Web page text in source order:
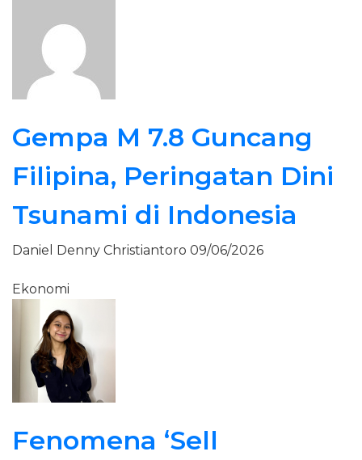
Gempa M 7.8 Guncang
Filipina, Peringatan Dini
Tsunami di Indonesia
Daniel Denny Christiantoro 09/06/2026
Ekonomi
Fenomena ‘Sell